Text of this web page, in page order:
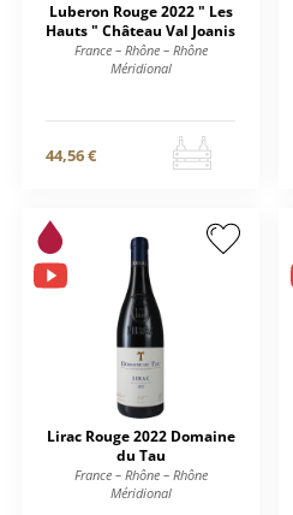
Luberon Rouge 2022 " Les
Hauts " Château Val Joanis
France – Rhône – Rhône
Méridional
44,56 €
Lirac Rouge 2022 Domaine
du Tau
France – Rhône – Rhône
Méridional